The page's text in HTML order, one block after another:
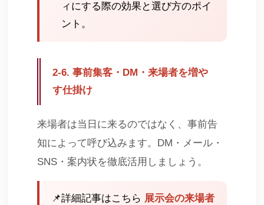
ィにする際の効果と選び方のポイ
ント。
2-6. 事前集客・DM・来場者を増や
す仕掛け
来場者は当日に来るのではなく、事前告
知によって呼び込みます。DM・メール・
SNS・案内状を徹底活用しましょう。
📌詳細記事はこちら 展示会の来場者